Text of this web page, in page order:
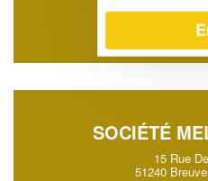
SOCIÉTÉ
15 Rue
51240